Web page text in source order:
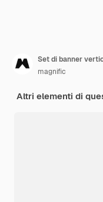
Set di banner
magnific
Altri elementi di